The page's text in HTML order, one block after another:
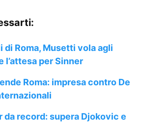
di Roma, Musetti vola agli
l’attesa per Sinner
Roma: impresa contro De
da record: supera Djokovic e